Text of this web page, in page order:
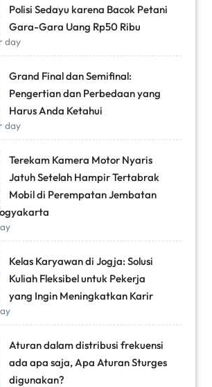
Polisi Sedayu karena Bacok Petani
Gara-Gara Uang Rp50 Ribu
day
Grand Final dan Semifinal:
Pengertian dan Perbedaan yang
Harus Anda Ketahui
day
Terekam Kamera Motor Nyaris
Jatuh Setelah Hampir Tertabrak
Mobil di Perempatan Jembatan
Kelas Karyawan di Jogja: Solusi
Kuliah Fleksibel untuk Pekerja
yang Ingin Meningkatkan Karir
Aturan dalam distribusi frekuensi
ada apa saja, Apa Aturan Sturges
digunakan?